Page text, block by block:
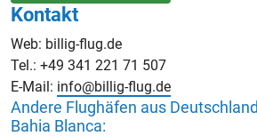
Kontakt
Web: billig-flug.de
Tel.: +49 341 221 71 507
E-Mail: info@billig-flug.de
Andere Flughäfen aus
Bahia Blanca: